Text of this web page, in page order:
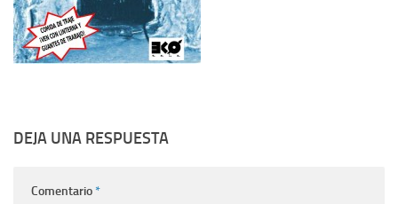
DEJA UNA RESPUESTA
Comentario*